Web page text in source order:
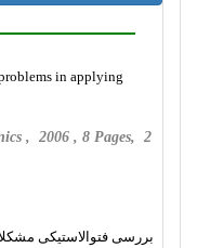
in applying
, 2006 , 8 Pages, 2
بررسی فتوالاستیکی